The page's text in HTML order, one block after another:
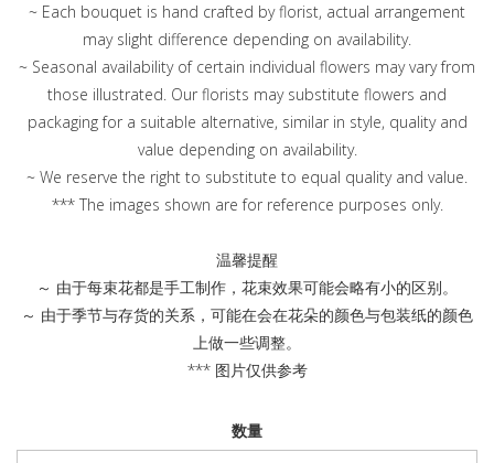
~ Each bouquet is hand crafted by florist, actual arrangement
may slight difference depending on availability.
~ Seasonal availability of certain individual flowers may vary from
those illustrated. Our florists may substitute flowers and
packaging for a suitable alternative, similar in style, quality and
value depending on availability.
~ We reserve the right to substitute to equal quality and value.
*** The images shown are for reference purposes only.
温馨提醒
～ 由于每束花都是手工制作，花束效果可能会略有小的区别。
～ 由于季节与存货的关系，可能在会在花朵的颜色与包装纸的颜色
上做一些调整。
*** 图片仅供参考
数量